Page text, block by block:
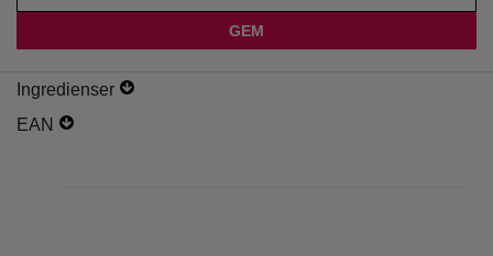
Ingredienser
EAN